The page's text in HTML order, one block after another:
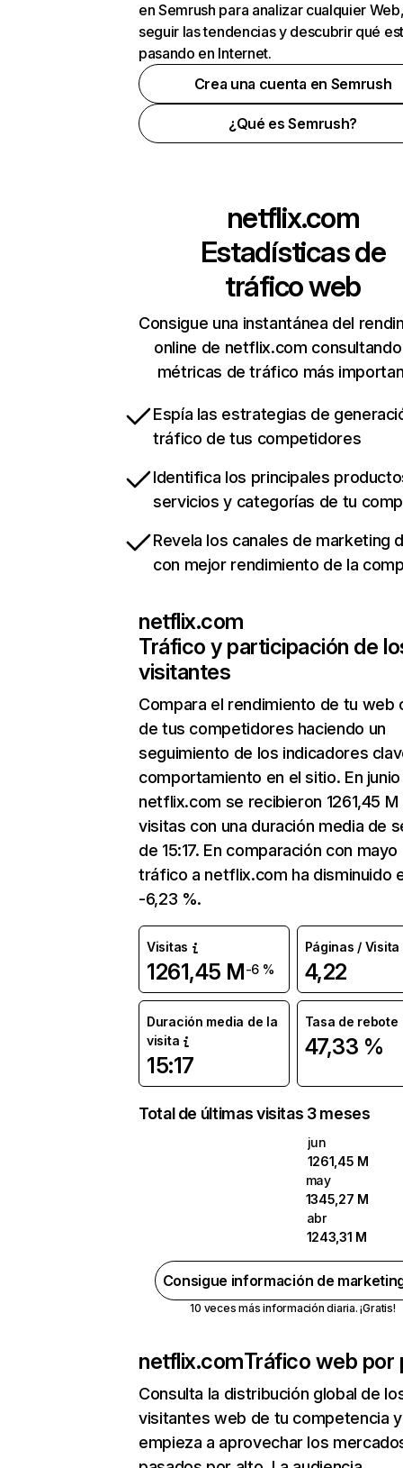
en Semrush para analizar cualquier
seguir las tendencias y descubrir qué
pasando en Internet.
Crea una cuenta en Semrush
¿Qué es Semrush?
netflix.com
Estadísticas de
tráfico web
Consigue una instantánea del
online de netflix.com
métricas de tráfico más
Espía las estrategias de
tráfico de tus competidores
Identifica los principales
servicios y categorías de tu
Revela los canales de marketing
con mejor rendimiento de la
netflix.com
Tráfico y participación de
visitantes
Compara el rendimiento de tu web
de tus competidores haciendo un
seguimiento de los indicadores
comportamiento en el sitio. En junio
netflix.com se recibieron 1261,45 M
visitas con una duración media de
de 15:17. En comparación con mayo
tráfico a netflix.com ha disminuido
-6,23 %.
Visitas
1261,45 M-6 %
Páginas / Visita
4,22
Duración media de la
visita
15:17
Tasa de rebote
47,33 %
Total de últimas visitas 3 meses
jun
1261,45 M
may
1345,27 M
abr
1243,31 M
Consigue información de
10 veces más información diaria. ¡Gratis!
netflix.comTráfico web por
Consulta la distribución global de
visitantes web de tu competencia y
empieza a aprovechar los